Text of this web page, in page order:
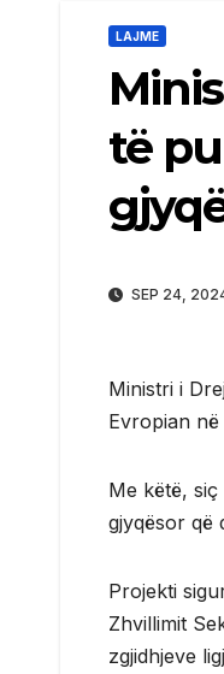
LAJME
të
SEP 24,
Ministri i
Evropian në
Me këtë,
gjyqësor që
Projekti
Zhvillimit
zgjidhjeve